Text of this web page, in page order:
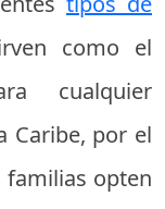
como el
cualquier
Caribe, por el
familias opten